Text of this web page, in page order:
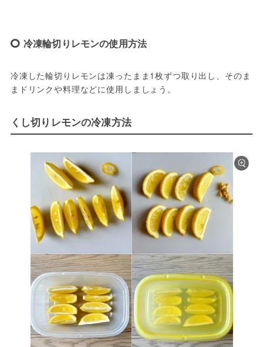
冷凍輪切りレモンの使用方法
冷凍した輪切りレモンは凍ったまま1枚ずつ取り出し、そのま
まドリンクや料理などに使用しましょう。
くし切りレモンの冷凍方法